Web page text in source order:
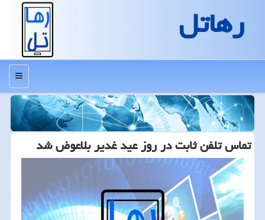
رهاتل
منو
تماس تلفن ثابت در روز عید غدیر بلاعوض شد